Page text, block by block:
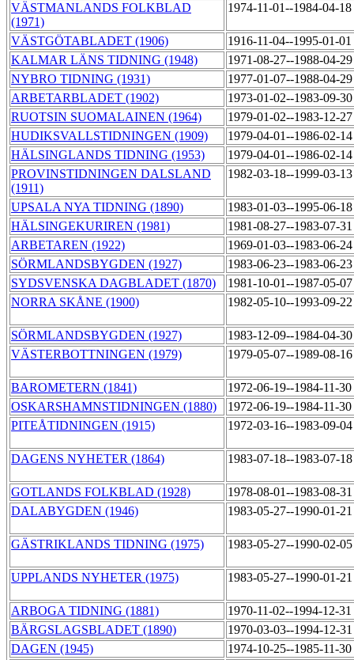
VÄSTMANLANDS FOLKBLAD
(1971)
1974-11-01--1984-04-18
VÄSTGÖTABLADET (1906)
1916-11-04--1995-01-01
KALMAR LÄNS TIDNING (1948)
1971-08-27--1988-04-
NYBRO TIDNING (1931)
1977-01-07--1988-04-
ARBETARBLADET (1902)
1973-01-02--1983-09-
RUOTSIN SUOMALAINEN (1964)
1979-01-02--1983-12-
HUDIKSVALLSTIDNINGEN (1909)
1979-04-01--1986-02-
HÄLSINGLANDS TIDNING (1953)
1979-04-01--1986-02-
PROVINSTIDNINGEN DALSLAND
(1911)
1982-03-18--1999-03-
UPSALA NYA TIDNING (1890)
1983-01-03--1995-06-
HÄLSINGEKURIREN (1981)
1981-08-27--1983-07-
ARBETAREN (1922)
1969-01-03--1983-06-
SÖRMLANDSBYGDEN (1927)
1983-06-23--1983-06-
SYDSVENSKA DAGBLADET (1870)
1981-10-01--1987-05-
NORRA SKÅNE (1900)
1982-05-10--1993-09-
SÖRMLANDSBYGDEN (1927)
1983-12-09--1984-04-
VÄSTERBOTTNINGEN (1979)
1979-05-07--1989-08-
BAROMETERN (1841)
1972-06-19--1984-11-30
OSKARSHAMNSTIDNINGEN (1880)
1972-06-19--1984-11-30
PITEÅTIDNINGEN (1915)
1972-03-16--1983-09-
DAGENS NYHETER (1864) 1983-07-18--1983-07-
GOTLANDS FOLKBLAD (1928)
1978-08-01--1983-08-
DALABYGDEN (1946)
1983-05-27--1990-01-
GÄSTRIKLANDS TIDNING (1975) 1983-05-27--1990-02-
UPPLANDS NYHETER (1975) 1983-05-27--1990-01-
ARBOGA TIDNING (1881)
1970-11-02--1994-12-31
BÄRGSLAGSBLADET (1890)
1970-03-03--1994-12-
DAGEN (1945)
1974-10-25--1985-11-30